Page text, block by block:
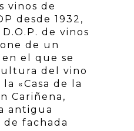
vinos de
desde 1932,
de vinos
de un
el que se
del vino
«Casa de la
Cariñena,
antigua
de fachada